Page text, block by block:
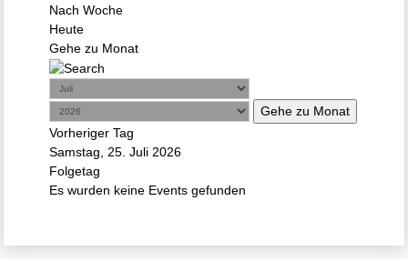
Nach Woche
Heute
Gehe zu Monat
Gehe zu Monat
Vorheriger Tag
Samstag, 25. Juli 2026
Folgetag
Es wurden keine Events gefunden